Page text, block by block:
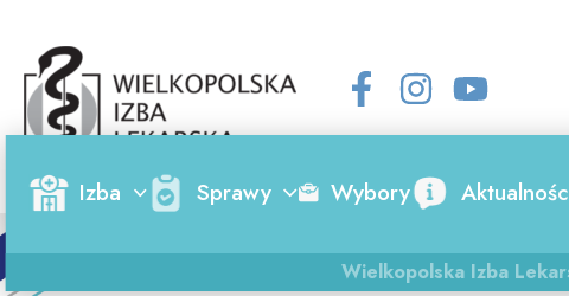
content
Izba Sprawy Wybory
Wielkopolska Izba